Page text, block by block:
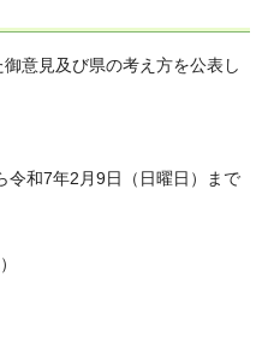
意見及び県の考え方を公表し
令和7年2月9日（日曜日）まで